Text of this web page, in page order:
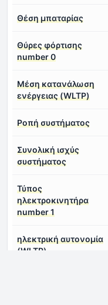
Θέση μπαταρίας
Θύρες φόρτισης
number 0
Μέση κατανάλωση
ενέργειας (WLTP)
Ροπή συστήματος
Συνολική ισχύς
συστήματος
Τύπος
ηλεκτροκινητήρα
number 1
ηλεκτρική αυτονομία
(WLTP)